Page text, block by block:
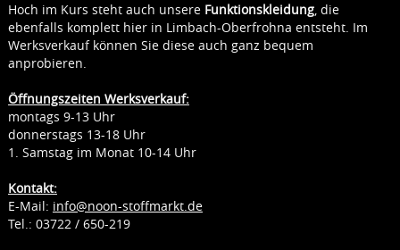
Hoch im Kurs steht auch unsere Funktionskleidung, die
ebenfalls komplett hier in Limbach-Oberfrohna entsteht. Im
Werksverkauf können Sie diese auch ganz bequem
anprobieren.
Öffnungszeiten Werksverkauf:
montags 9-13 Uhr
donnerstags 13-18 Uhr
1. Samstag im Monat 10-14 Uhr
Kontakt:
E-Mail: info@noon-stoffmarkt.de
Tel.: 03722 / 650-219